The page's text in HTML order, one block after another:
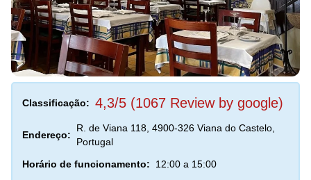
Classificação: 4,3/5 (1067 Review by google)
Endereço:
R. de Viana 118, 4900-326 Viana do Castelo,
Portugal
Horário de funcionamento:
12:00 a 15:00